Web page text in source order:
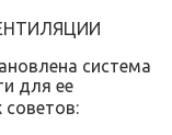
система
для ее
советов: